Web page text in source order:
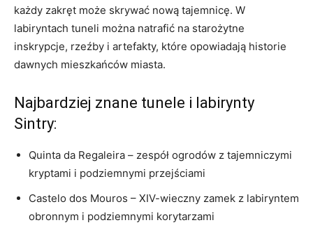
każdy zakręt ⁢może skrywać nową ⁢tajemnicę.​ W⁢
labiryntach tuneli można natrafić na starożytne
inskrypcje, rzeźby i artefakty, które opowiadają historie
dawnych mieszkańców miasta.
Najbardziej znane tunele i labirynty
Sintry:
Quinta da Regaleira – zespół ogrodów ​z tajemniczymi
kryptami i podziemnymi przejściami
Castelo dos Mouros – XIV-wieczny zamek z labiryntem
obronnym i podziemnymi korytarzami